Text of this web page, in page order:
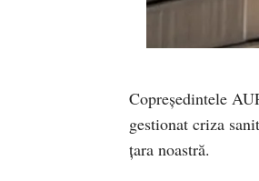
Copreședintele
gestionat criza
țara noastră.